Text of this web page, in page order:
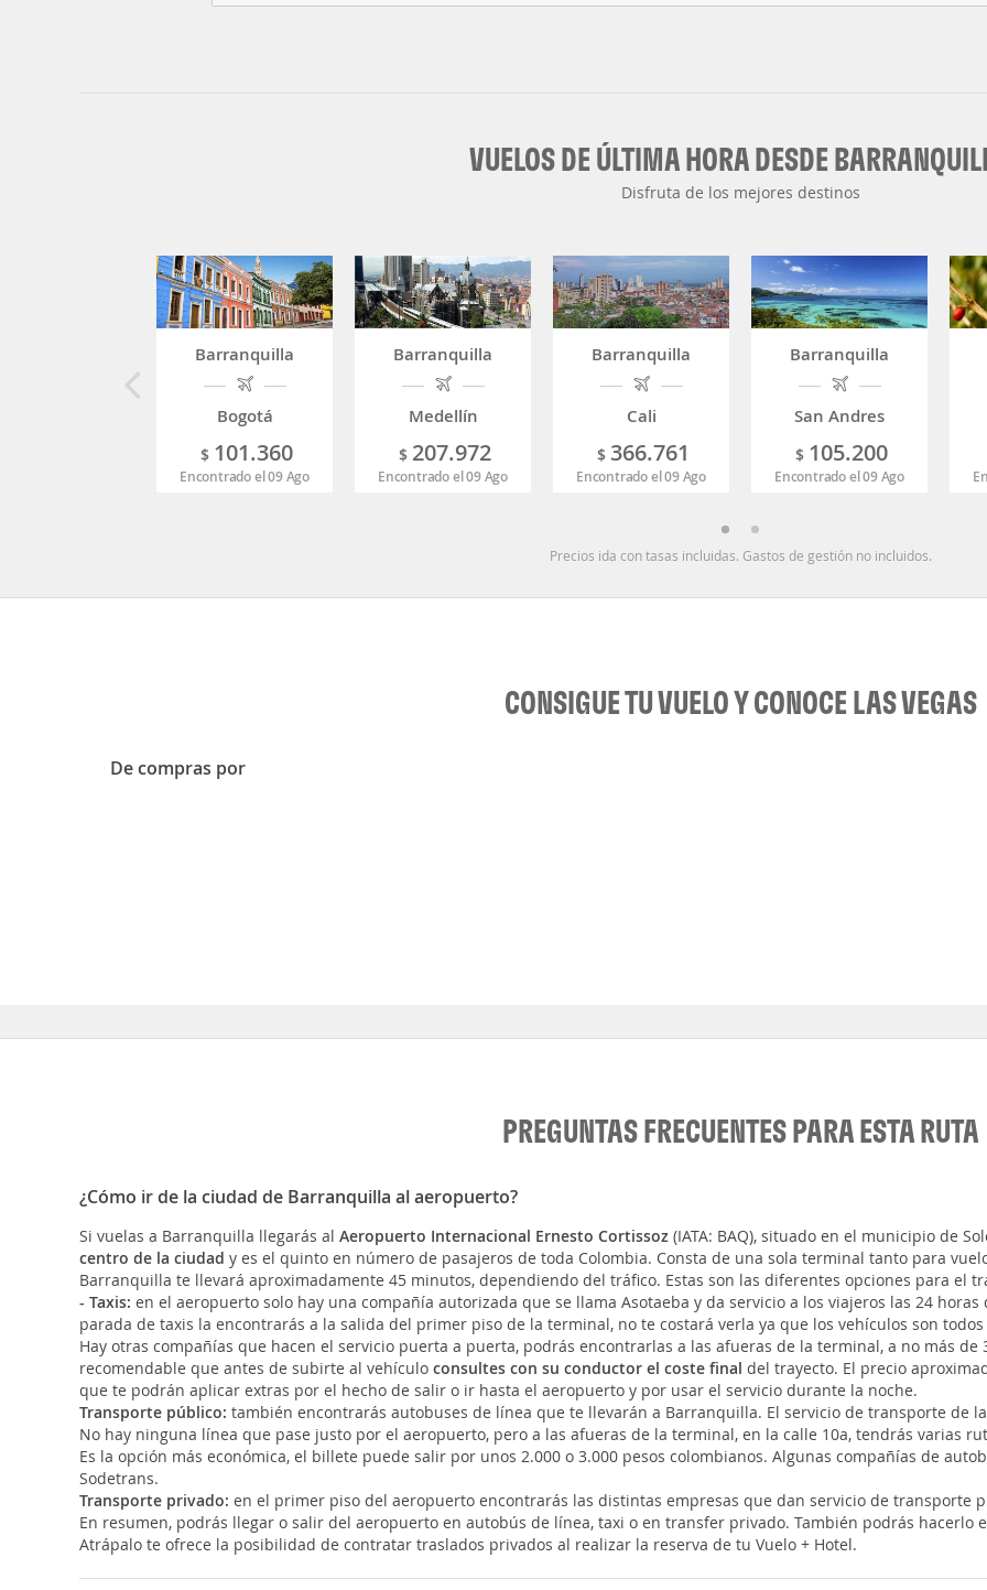
VUELOS DE ÚLTIMA HORA DESDE
Disfruta de los mejores destinos
Barranquilla
Bogotá
$ 101.360
Encontrado el 09 Ago
Barranquilla
Medellín
$ 207.972
Encontrado el 09 Ago
Barranquilla
Cali
$ 366.761
Encontrado el 09 Ago
Barranquilla
San Andres
$ 105.200
Encontrado el 09 Ago
Precios ida con tasas incluidas. Gastos de gestión no incluidos.
CONSIGUE TU VUELO Y CONOCE LAS VEGAS
De compras por
PREGUNTAS FRECUENTES PARA ESTA RUTA
¿Cómo ir de la ciudad de Barranquilla al aeropuerto?
Si vuelas a Barranquilla llegarás al Aeropuerto Internacional Ernesto Cortissoz (IATA: BAQ), situado en el municipio de
centro de la ciudad y es el quinto en número de pasajeros de toda Colombia. Consta de una sola terminal tanto para
Barranquilla te llevará aproximadamente 45 minutos, dependiendo del tráfico. Estas son las diferentes opciones para el
- Taxis: en el aeropuerto solo hay una compañía autorizada que se llama Asotaeba y da servicio a los viajeros las 24
parada de taxis la encontrarás a la salida del primer piso de la terminal, no te costará verla ya que los vehículos son
Hay otras compañías que hacen el servicio puerta a puerta, podrás encontrarlas a las afueras de la terminal, a no más de
recomendable que antes de subirte al vehículo consultes con su conductor el coste final del trayecto. El precio
que te podrán aplicar extras por el hecho de salir o ir hasta el aeropuerto y por usar el servicio durante la noche.
Transporte público: también encontrarás autobuses de línea que te llevarán a Barranquilla. El servicio de transporte de
No hay ninguna línea que pase justo por el aeropuerto, pero a las afueras de la terminal, en la calle 10a, tendrás varias
Es la opción más económica, el billete puede salir por unos 2.000 o 3.000 pesos colombianos. Algunas compañías de
Sodetrans.
Transporte privado: en el primer piso del aeropuerto encontrarás las distintas empresas que dan servicio de transporte
En resumen, podrás llegar o salir del aeropuerto en autobús de línea, taxi o en transfer privado. También podrás hacerlo
Atrápalo te ofrece la posibilidad de contratar traslados privados al realizar la reserva de tu Vuelo + Hotel.